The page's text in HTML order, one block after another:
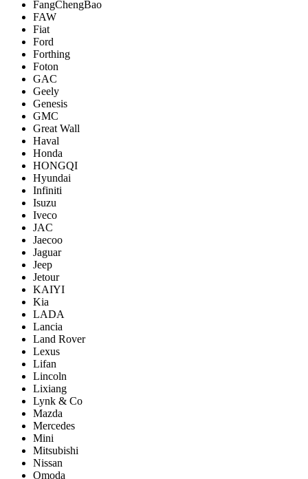
FangChengBao
FAW
Fiat
Ford
Forthing
Foton
GAC
Geely
Genesis
GMC
Great Wall
Haval
Honda
HONGQI
Hyundai
Infiniti
Isuzu
Iveco
JAC
Jaecoo
Jaguar
Jeep
Jetour
KAIYI
Kia
LADA
Lancia
Land Rover
Lexus
Lifan
Lincoln
Lixiang
Lynk & Co
Mazda
Mercedes
Mini
Mitsubishi
Nissan
Omoda